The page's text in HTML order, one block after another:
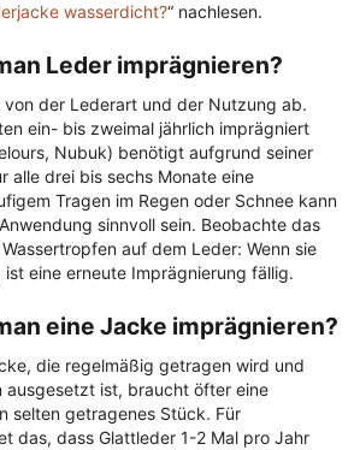
wasserdicht?“ nachlesen.
Leder imprägnieren?
der Lederart und der Nutzung ab.
ein- bis zweimal jährlich imprägniert
Nubuk) benötigt aufgrund seiner
alle drei bis sechs Monate eine
Tragen im Regen oder Schnee kann
sinnvoll sein. Beobachte das
auf dem Leder: Wenn sie
eine erneute Imprägnierung fällig.
eine Jacke imprägnieren?
die regelmäßig getragen wird und
ausgesetzt ist, braucht öfter eine
selten getragenes Stück. Für
das, dass Glattleder 1-2 Mal pro Jahr